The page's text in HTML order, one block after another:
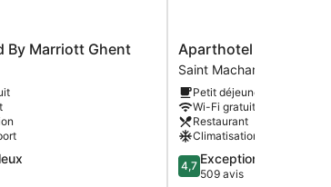
By Marriott Ghent
Aparthotel
Castelnou
Saint
Macharius
Aparthotel Castelnou
Saint Macharius
Petit déjeuner inclus
Wi-Fi gratuit
Restaurant
Climatisation
4.7
sur
4,7 Exceptionnel
509 avis